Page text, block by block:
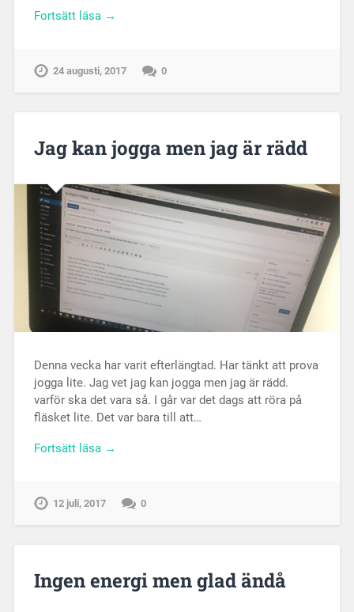
Fortsätt läsa →
24 augusti, 2017 0
Jag kan jogga men jag är rädd
Denna vecka har varit efterlängtad. Har tänkt att prova
jogga lite. Jag vet jag kan jogga men jag är rädd.
varför ska det vara så. I går var det dags att röra på
fläsket lite. Det var bara till att…
Fortsätt läsa →
12 juli, 2017 0
Ingen energi men glad ändå